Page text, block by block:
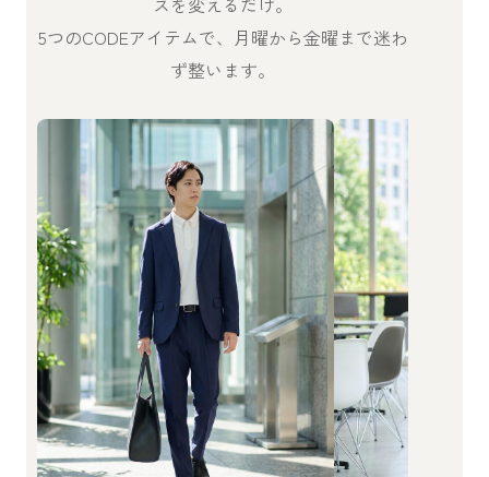
5つのCODEアイテムで、月曜から金曜まで迷わ
ず整います。